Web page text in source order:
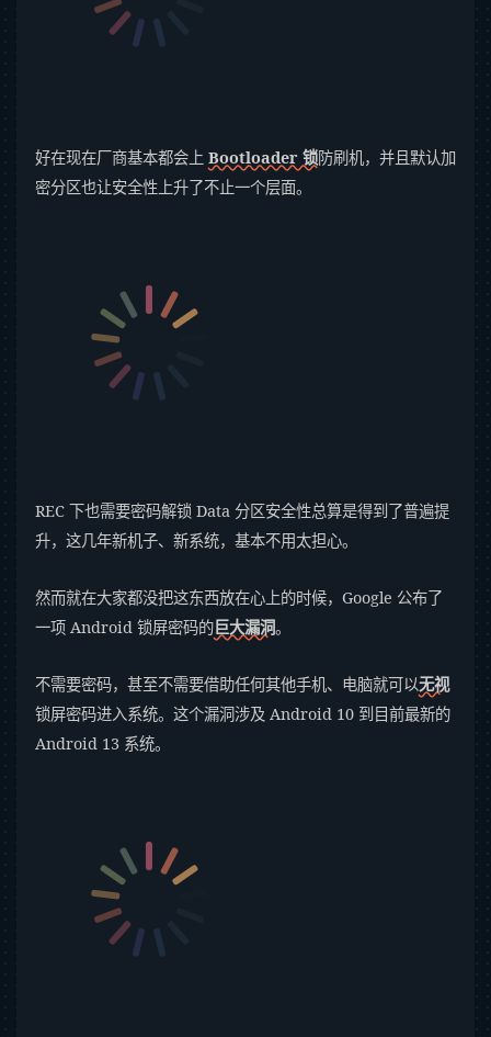
好在现在厂商基本都会上 Bootloader 锁防刷机，并且默认加
密分区也让安全性上升了不止一个层面。
REC 下也需要密码解锁 Data 分区安全性总算是得到了普遍提
升，这几年新机子、新系统，基本不用太担心。
然而就在大家都没把这东西放在心上的时候，Google 公布了
一项 Android 锁屏密码的 巨大漏洞。
不需要密码，甚至不需要借助任何其他手机、电脑就可以无视
锁屏密码进入系统。这个漏洞涉及 Android 10 到目前最新的
Android 13 系统。